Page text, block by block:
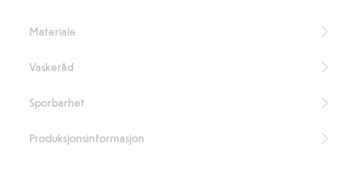
Materiale
Vaskeråd
Sporbarhet
Produksjonsinformasjon